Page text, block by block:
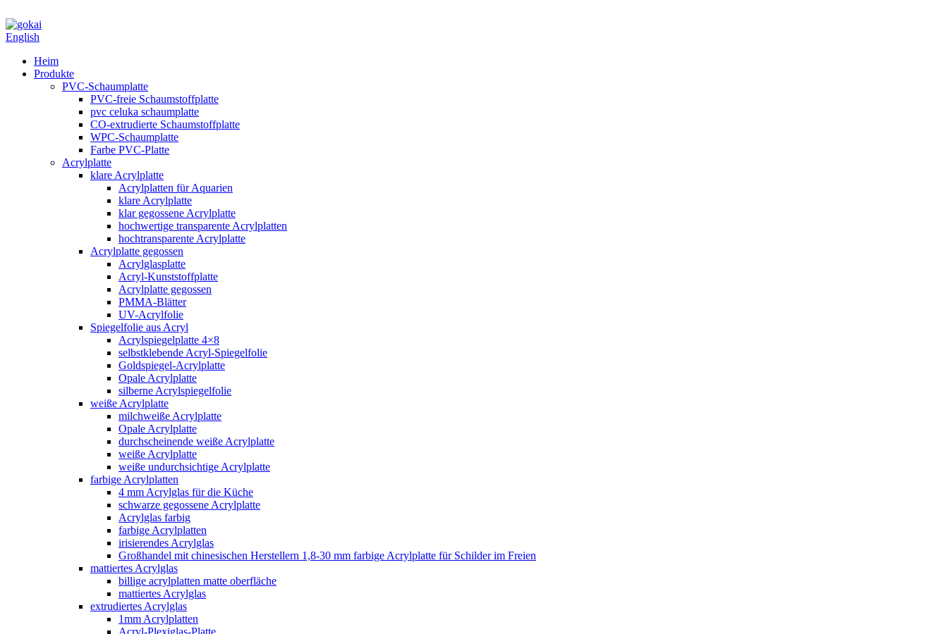
English
Heim
Produkte
PVC-Schaumplatte
PVC-freie Schaumstoffplatte
pvc celuka schaumplatte
CO-extrudierte Schaumstoffplatte
WPC-Schaumplatte
Farbe PVC-Platte
Acrylplatte
klare Acrylplatte
Acrylplatten für Aquarien
klare Acrylplatte
klar gegossene Acrylplatte
hochwertige transparente Acrylplatten
hochtransparente Acrylplatte
Acrylplatte gegossen
Acrylglasplatte
Acryl-Kunststoffplatte
Acrylplatte gegossen
PMMA-Blätter
UV-Acrylfolie
Spiegelfolie aus Acryl
Acrylspiegelplatte 4×8
selbstklebende Acryl-Spiegelfolie
Goldspiegel-Acrylplatte
Opale Acrylplatte
silberne Acrylspiegelfolie
weiße Acrylplatte
milchweiße Acrylplatte
Opale Acrylplatte
durchscheinende weiße Acrylplatte
weiße Acrylplatte
weiße undurchsichtige Acrylplatte
farbige Acrylplatten
4 mm Acrylglas für die Küche
schwarze gegossene Acrylplatte
Acrylglas farbig
farbige Acrylplatten
irisierendes Acrylglas
Großhandel mit chinesischen Herstellern 1,8-30 mm farbige Acrylplatte für Schilder im Freien
mattiertes Acrylglas
billige acrylplatten matte oberfläche
mattiertes Acrylglas
extrudiertes Acrylglas
1mm Acrylplatten
Acryl-Plexiglas-Platte